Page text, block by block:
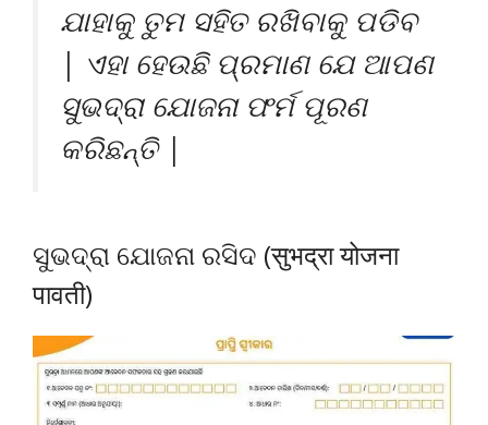
ଯାହାକୁ ତୁମ ସହିତ ରଖିବାକୁ ପଡିବ
| ଏହା ହେଉଛି ପ୍ରମାଣ ଯେ ଆପଣ
ସୁଭଦ୍ରା ଯୋଜନା ଫର୍ମ ପୂରଣ
କରିଛନ୍ତି |
ସୁଭଦ୍ରା ଯୋଜନା ରସିଦ (सुभद्रा योजना
पावती)